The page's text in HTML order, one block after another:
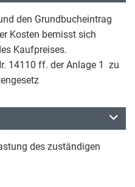
den Grundbucheintrag
Kosten bemisst sich
Kaufpreises.
14110 ff. der Anlage 1 zu
des zuständigen